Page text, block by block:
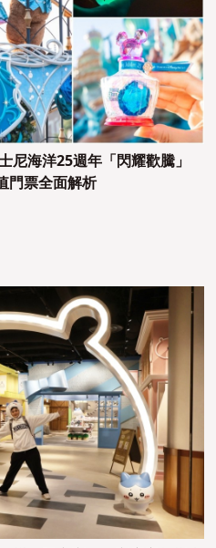
尼海洋25週年「閃耀歡騰」
門票全面解析